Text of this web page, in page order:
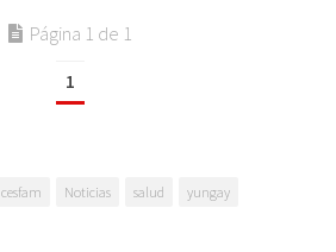
Página 1 de 1
1
cesfam Noticias salud
yungay